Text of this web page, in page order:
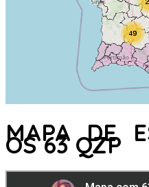
MAPA DE
OS 63 QZP